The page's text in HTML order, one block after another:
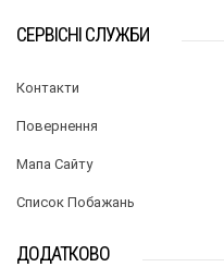
СЕРВІСНІ СЛУЖБИ
Контакти
Повернення
Мапа Сайту
Список Побажань
ДОДАТКОВО